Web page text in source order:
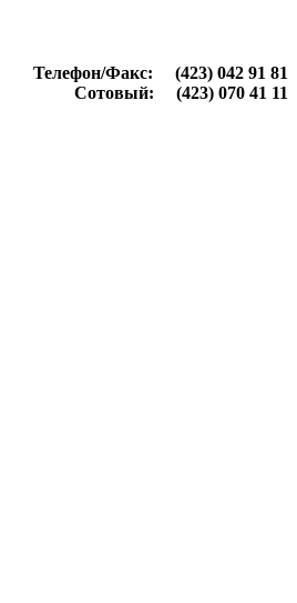
Телефон/Факс: (423) 042 91 81
Сотовый: (423) 070 41 11